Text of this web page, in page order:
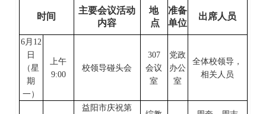
时间
主要会议活动
内容
地
点
准备
单位
出席人员
6月 12
日
（星
期
一）
上午
9:00
校领导碰头会
307
会议
室
党政
办公
室
全体校领导 ，
相关人员
益阳市庆祝第